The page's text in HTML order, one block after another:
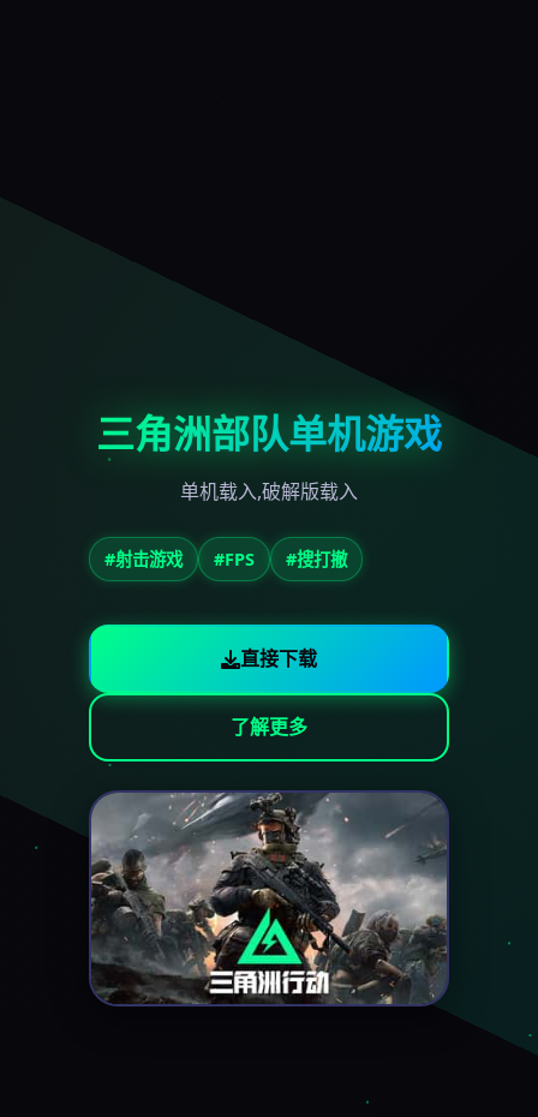
三角洲部队单机游戏
单机载入,破解版载入
#射击游戏 #FPS #搜打撤
直接下载
了解更多